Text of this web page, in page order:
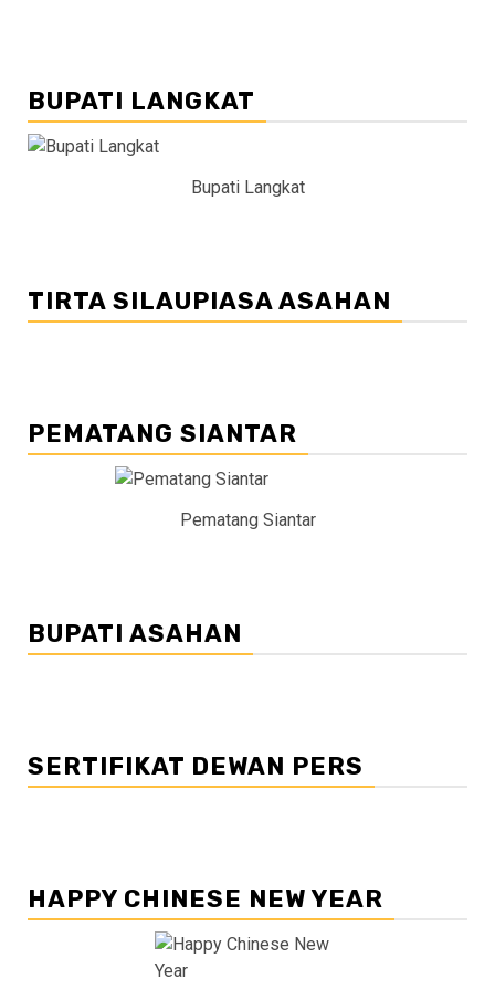
BUPATI LANGKAT
Bupati Langkat
TIRTA SILAUPIASA ASAHAN
PEMATANG SIANTAR
Pematang Siantar
BUPATI ASAHAN
SERTIFIKAT DEWAN PERS
HAPPY CHINESE NEW YEAR